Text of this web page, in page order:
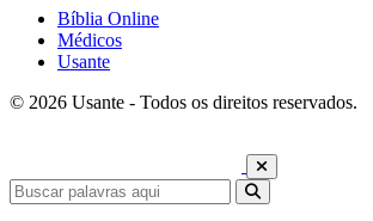
Bíblia Online
Médicos
Usante
© 2026 Usante - Todos os direitos reservados.